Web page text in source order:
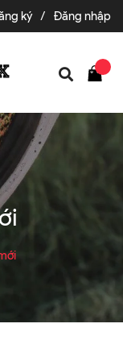
ký / Đăng nhập